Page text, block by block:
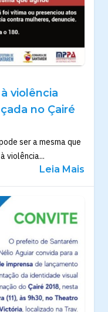
violência
no Çairé
ser a mesma que
violência...
Leia Mais